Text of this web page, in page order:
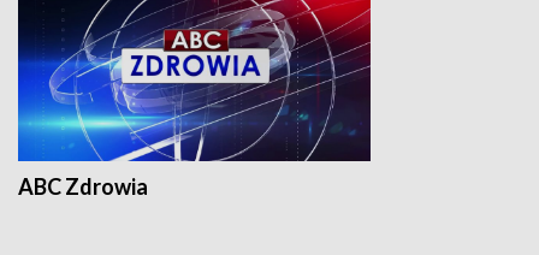
ABC Zdrowia